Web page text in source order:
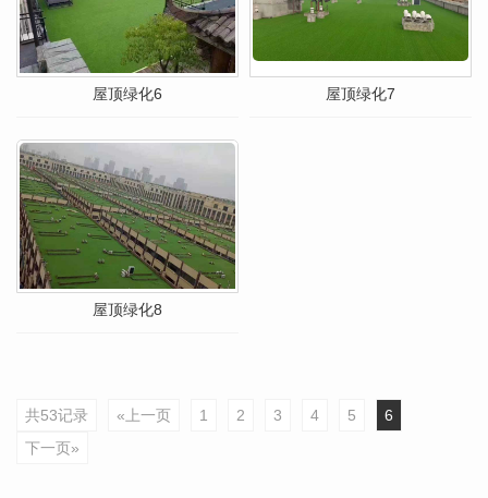
屋顶绿化6 屋顶绿化7
屋顶绿化8
共53记录 «上一页 1 2 3 4 5
6
下一页»